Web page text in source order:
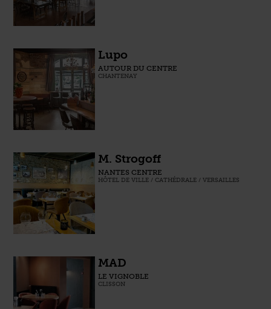
Lupo
AUTOUR DU CENTRE
CHANTENAY
M. Strogoff
NANTES CENTRE
HÔTEL DE VILLE / CATHÉDRALE / VERSAILLES
MAD
LE VIGNOBLE
CLISSON